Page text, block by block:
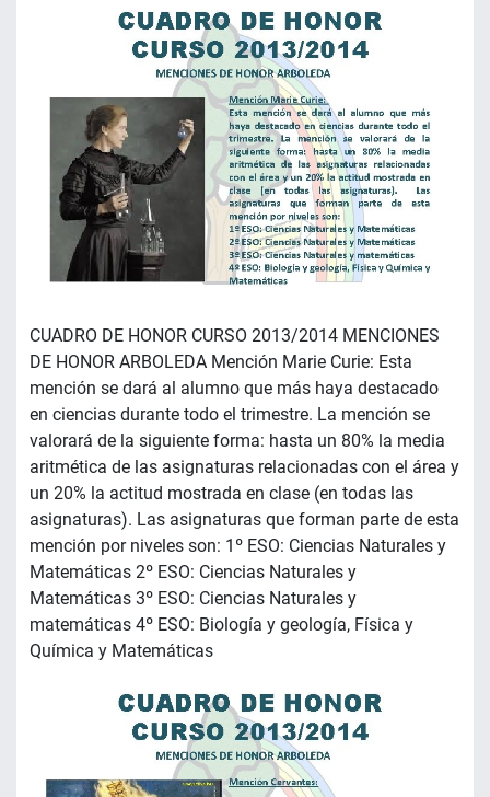
CUADRO DE HONOR CURSO 2013/2014 MENCIONES
DE HONOR ARBOLEDA Mención Marie Curie: Esta
mención se dará al alumno que más haya destacado
en ciencias durante todo el trimestre. La mención se
valorará de la siguiente forma: hasta un 80% la media
aritmética de las asignaturas relacionadas con el área y
un 20% la actitud mostrada en clase (en todas las
asignaturas). Las asignaturas que forman parte de esta
mención por niveles son: 1º ESO: Ciencias Naturales y
Matemáticas 2º ESO: Ciencias Naturales y
Matemáticas 3º ESO: Ciencias Naturales y
matemáticas 4º ESO: Biología y geología, Física y
Química y Matemáticas